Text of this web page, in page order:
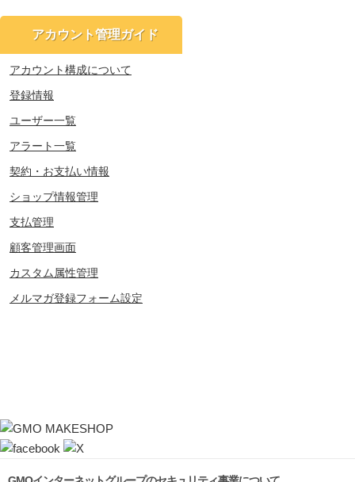
アカウント管理ガイド
アカウント構成について
登録情報
ユーザー一覧
アラート一覧
契約・お支払い情報
ショップ情報管理
支払管理
顧客管理画面
カスタム属性管理
メルマガ登録フォーム設定